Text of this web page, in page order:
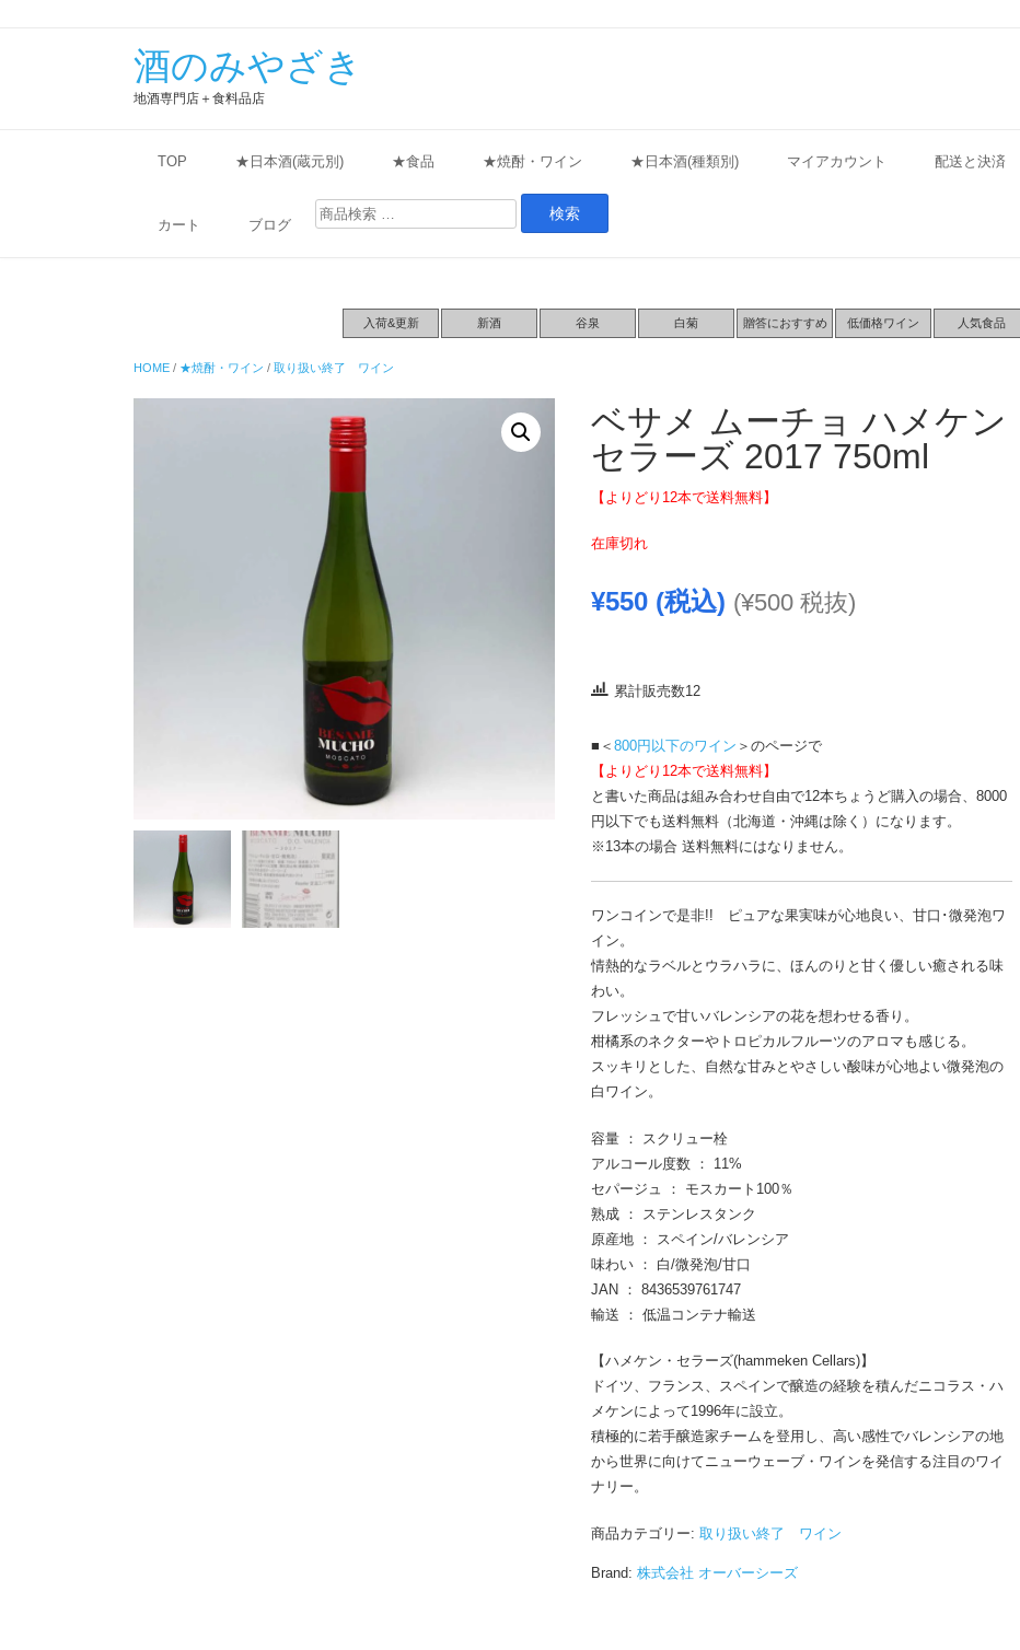
酒のみやざき
地酒専門店＋食料品店
TOP ★日本酒(蔵元別) ★食品 ★焼酎・ワイン ★日本酒(種類別) マイアカウント 配送と決済
カート ブログ
検
索
入荷&更新 新酒 谷泉 白菊 贈答におすすめ 低価格ワイン 人気食品
HOME / ★焼酎・ワイン / 取り扱い終了 ワイン
ベサメ ムーチョ ハメケン
セラーズ 2017 750ml
【よりどり12本で送料無料】
在庫切れ
¥550(税込) (¥500税抜)
累計販売数12
■＜ 800円以下のワイン ＞のページで
【よりどり12本で送料無料】
と書いた商品は組み合わせ自由で12本ちょうど購入の場合、8000
円以下でも送料無料（北海道・沖縄は除く）になります。
※13本の場合 送料無料にはなりません。
ワンコインで是非!! ピュアな果実味が心地良い、甘口･微発泡ワ
イン。
情熱的なラベルとウラハラに、ほんのりと甘く優しい癒される味
わい。
フレッシュで甘いバレンシアの花を想わせる香り。
柑橘系のネクターやトロピカルフルーツのアロマも感じる。
スッキリとした、自然な甘みとやさしい酸味が心地よい微発泡の
白ワイン。
容量 ： スクリュー栓
アルコール度数 ： 11%
セパージュ ： モスカート100％
熟成 ： ステンレスタンク
原産地 ： スペイン/バレンシア
味わい ： 白/微発泡/甘口
JAN ： 8436539761747
輸送 ： 低温コンテナ輸送
【ハメケン・セラーズ(hammeken Cellars)】
ドイツ、フランス、スペインで醸造の経験を積んだニコラス・ハ
メケンによって1996年に設立。
積極的に若手醸造家チームを登用し、高い感性でバレンシアの地
から世界に向けてニューウェーブ・ワインを発信する注目のワイ
ナリー。
商品カテゴリー: 取り扱い終了 ワイン
Brand: 株式会社 オーバーシーズ